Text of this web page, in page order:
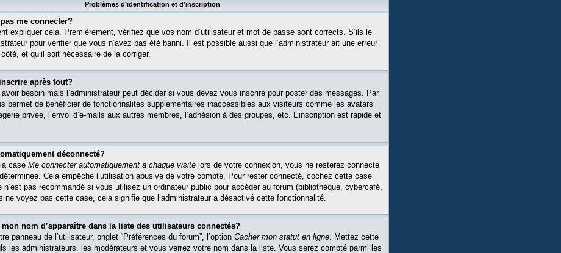
Problèmes d’identification et d’inscription
me connecter?
expliquer cela. Premièrement, vérifiez que vos nom d’utilisateur et mot de passe sont corrects. S’ils le
pour vérifier que vous n’avez pas été banni. Il est possible aussi que l’administrateur ait une erreur
et qu’il soit nécessaire de la corriger.
après tout?
besoin mais l’administrateur peut décider si vous devez vous inscrire pour poster des messages. Par
permet de bénéficier de fonctionnalités supplémentaires inaccessibles aux visiteurs comme les avatars
privée, l’envoi d’e-mails aux autres membres, l’adhésion à des groupes, etc. L’inscription est rapide et
déconnecté?
case Me connecter automatiquement à chaque visite lors de votre connexion, vous ne resterez connecté
Cela empêche l’utilisation abusive de votre compte. Pour rester connecté, cochez cette case
n’est pas recommandé si vous utilisez un ordinateur public pour accéder au forum (bibliothèque, cybercafé,
ne voyez pas cette case, cela signifie que l’administrateur a désactivé cette fonctionnalité.
nom d’apparaître dans la liste des utilisateurs connectés?
panneau de l’utilisateur, onglet “Préférences du forum”, l’option Cacher mon statut en ligne. Mettez cette
les administrateurs, les modérateurs et vous verrez votre nom dans la liste. Vous serez compté parmi les